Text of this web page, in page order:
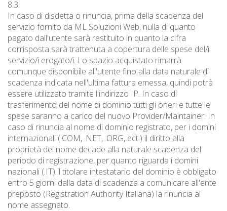
8.3
In caso di disdetta o rinuncia, prima della scadenza del
servizio fornito da ML Soluzioni Web, nulla di quanto
pagato dall'utente sarà restituito in quanto la cifra
corrisposta sarà trattenuta a copertura delle spese del/i
servizio/i erogato/i. Lo spazio acquistato rimarrà
comunque disponibile all'utente fino alla data naturale di
scadenza indicata nell'ultima fattura emessa, quindi potrà
essere utilizzato tramite l'indirizzo IP. In caso di
trasferimento del nome di dominio tutti gli oneri e tutte le
spese saranno a carico del nuovo Provider/Maintainer. In
caso di rinuncia al nome di dominio registrato, per i domini
internazionali (.COM, .NET, .ORG, ect.) il diritto alla
proprietà del nome decade alla naturale scadenza del
periodo di registrazione, per quanto riguarda i domini
nazionali (.IT) il titolare intestatario del dominio è obbligato
entro 5 giorni dalla data di scadenza a comunicare all'ente
preposto (Registration Authority Italiana) la rinuncia al
nome assegnato.